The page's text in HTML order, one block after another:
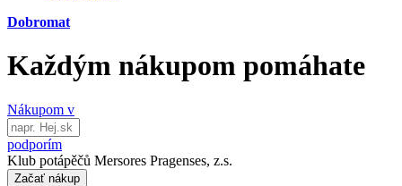
Dobromat
Každým nákupom pomáhate
Nákupom v
podporím
Klub potápěčů Mersores Pragenses, z.s.
Začať nákup